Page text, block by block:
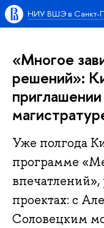
НИУ ВШЭ в Санкт-
«Многое
решений»:
Уже полгода
программе
впечатлений»,
проектах: с
Соловецким